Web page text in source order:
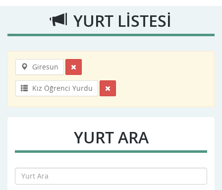
YURT LİSTESİ
Giresun
Kız Öğrenci Yurdu
YURT ARA